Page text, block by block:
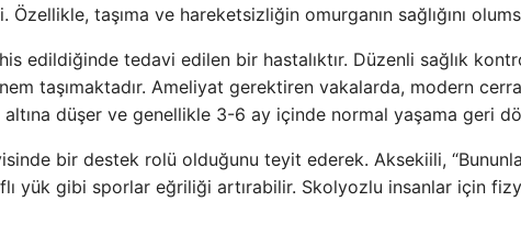
Özellikle, taşıma ve hareketsizliğin omurganın sağlığını
edildiğinde tedavi edilen bir hastalıktır. Düzenli sağlık
taşımaktadır. Ameliyat gerektiren vakalarda, modern
altına düşer ve genellikle 3-6 ay içinde normal yaşama geri
bir destek rolü olduğunu teyit ederek. Aksekiili,
yük gibi sporlar eğriliği artırabilir. Skolyozlu insanlar için